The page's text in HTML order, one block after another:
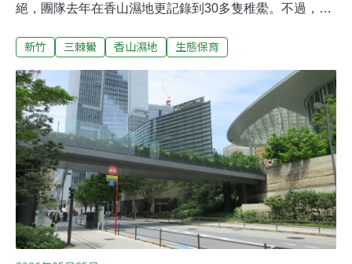
絕，團隊去年在香山濕地更記錄到30多隻稚鱟。不過，新
的「香山濕地永續園區」招標書中，竟模擬要在濕地上直
公尺，批評此舉不只推翻過去市府承諾的「低密度開
發」，更違背國際間濕地館舍開發應以外圍為原則的趨
勢，呼籲納入多場址評估。海洋委員會今（2026）年4月
預告將有「活化石」之稱的三棘鱟（Tachypleus
tridentatus）納入保育類，6月4日，海保署在新竹香山召
開說明會指出，2019年至今的調查顯示香山濕地擁有台灣
本島數量最多的稚鱟。香山濕地為國家級重要濕地，位在
新竹市以南與竹南鎮交界處，面積約1768公頃，是大甲溪
以北最大潮間帶濕地，除了記錄到三棘鱟，根據官網介
紹，香山濕地亦為台
新竹 三棘鱟 香山濕地 生態保育